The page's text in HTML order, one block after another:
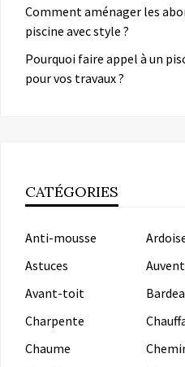
Comment aménager les
piscine avec style ?
Pourquoi faire appel à un
pour vos travaux ?
CATÉGORIES
Anti-mousse
Astuces
Auvent
Avant-toit
Charpente
Chaume